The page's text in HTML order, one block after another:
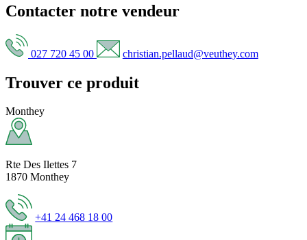
Contacter notre vendeur
027 720 45 00 christian.pellaud@veuthey.com
Trouver ce produit
Monthey
Rte Des Ilettes 7
1870 Monthey
+41 24 468 18 00